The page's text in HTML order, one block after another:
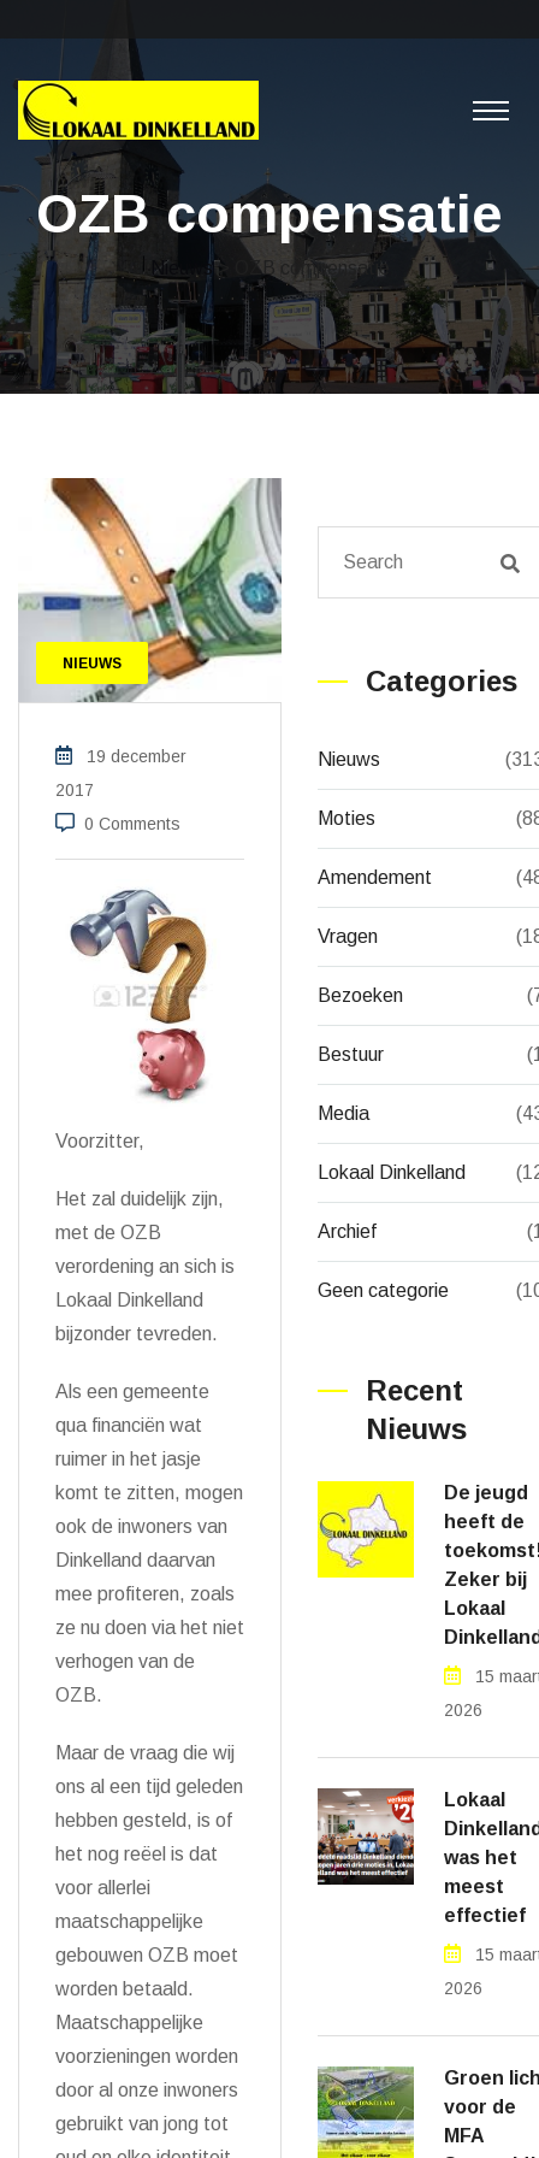
OZB compensatie
Nieuws> OZB compensatie
NIEUWS
19 december
2017
0 Comments
Voorzitter,
Het zal duidelijk zijn,
met de OZB
verordening an sich is
Lokaal Dinkelland
bijzonder tevreden.
Als een gemeente
qua financiën wat
ruimer in het jasje
komt te zitten, mogen
ook de inwoners van
Dinkelland daarvan
mee profiteren, zoals
ze nu doen via het niet
verhogen van de
OZB.
Maar de vraag die wij
ons al een tijd geleden
hebben gesteld, is of
het nog reëel is dat
voor allerlei
maatschappelijke
gebouwen OZB moet
worden betaald.
Maatschappelijke
voorzieningen worden
door al onze inwoners
gebruikt van jong tot
Categories
Nieuws
Moties
Amendement
Vragen
Bezoeken
Bestuur
Media
Lokaal Dinkelland
Archief
Geen categorie
Recent
Nieuws
De jeugd
heeft de
Zeker bij
Lokaal
15
2026
Lokaal
was het
meest
effectief
15
2026
Groen
voor de
MFA